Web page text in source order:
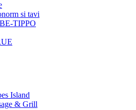
si tavi
TIPPO
Island
& Grill